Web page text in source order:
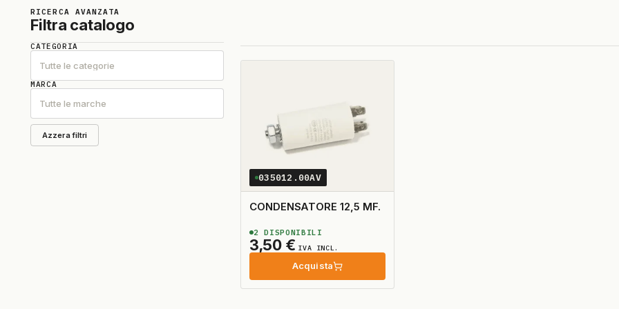
RICERCA AVANZATA
Filtra catalogo
CATEGORIA
Tutte le categorie
MARCA
Tutte le marche
Azzera filtri
035012.00AV
CONDENSATORE 12,5 MF.
3,50 € IVA INCL.
Acquista
2 DISPONIBILI